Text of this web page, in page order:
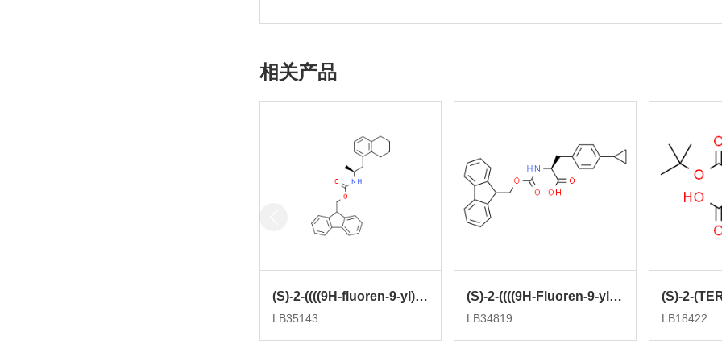
相关产品
(S)-2-((((9H-fluoren-9-yl)methoxy)carbonyl)amino)-3-(5,6,7,8-tetrahydronaphthalen-1-yl)propanoic acid
LB35143
(S)-2-((((9H-Fluoren-9-yl)methoxy)carbonyl)amino)-3-(4-cyclopropylphenyl)propanoic acid
LB34819 LB18422